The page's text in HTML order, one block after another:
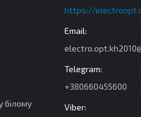
білому
https://
+380660455600